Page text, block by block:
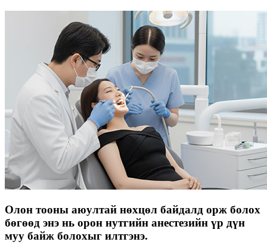
Олон тооны аюултай нөхцөл байдалд орж болох
бөгөөд энэ нь орон нутгийн анестезийн үр дүн
муу байж болохыг илтгэнэ.